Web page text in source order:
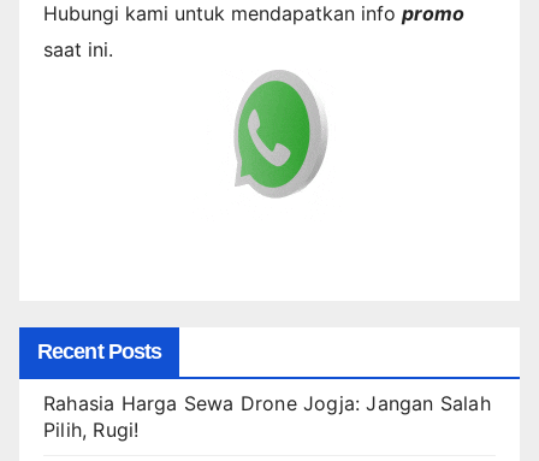
Hubungi kami untuk mendapatkan info promo
saat ini.
Recent Posts
Rahasia Harga Sewa Drone Jogja: Jangan Salah
Pilih, Rugi!